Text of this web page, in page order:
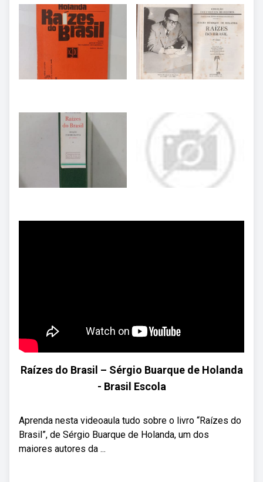
Raízes do Brasil – Sérgio Buarque de Holanda
- Brasil Escola
Aprenda nesta videoaula tudo sobre o livro “Raízes do
Brasil”, de Sérgio Buarque de Holanda, um dos
maiores autores da ...